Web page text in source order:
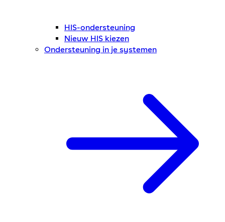
HIS-ondersteuning
Nieuw HIS kiezen
Ondersteuning in je systemen